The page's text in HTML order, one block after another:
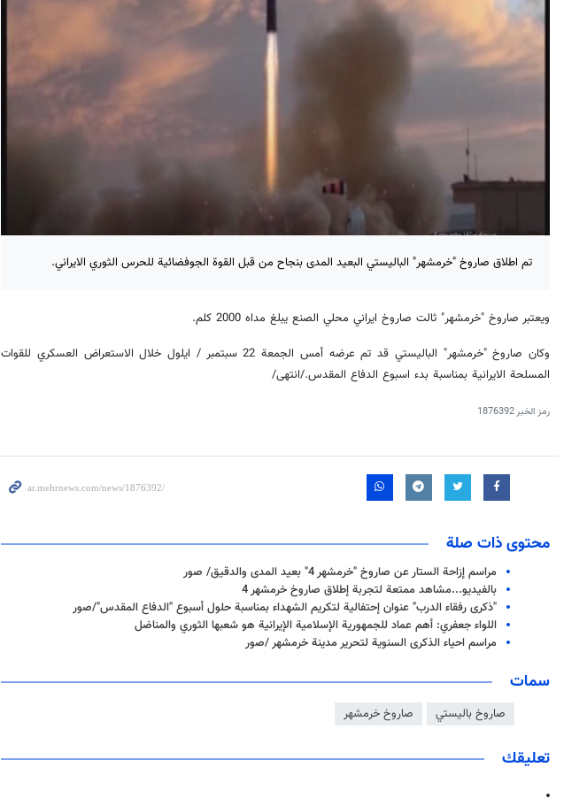
تم اطلاق صاروخ "خرمشهر" الباليستي البعيد المدى بنجاح من قبل القوة الجوفضائية للحرس الثوري الايراني.
ويعتبر صاروخ "خرمشهر" ثالت صاروخ ايراني محلي الصنع يبلغ مداه 2000 كلم.
وكان صاروخ "خرمشهر" الباليستي قد تم عرضه أمس الجمعة 22 سبتمبر / ايلول خلال الاستعراض العسكري للقوات
المسلحة الايرانية بمناسبة بدء اسبوع الدفاع المقدس./انتهى/
رمز الخبر1876392
محتوى ذات صلة
مراسم إزاحة الستار عن صاروخ "خرمشهر 4" بعيد المدى والدقيق/ صور
بالفيديو...مشاهد ممتعة لتجربة إطلاق صاروخ خرمشهر 4
"ذكرى رفقاء الدرب" عنوان إحتفالية لتكريم الشهداء بمناسبة حلول أسبوع "الدفاع المقدس"/صور
اللواء جعفري: أهم عماد للجمهورية الإسلامية الإيرانية هو شعبها الثوري والمناضل
مراسم احياء الذكرى السنوية لتحرير مدينة خرمشهر /صور
سمات
صاروخ باليستي صاروخ خرمشهر
تعليقك